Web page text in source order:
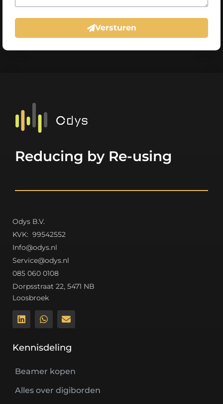
Versturen
Reducing by Re-using
Odys B.V.
KVK: 99542552
Info@odys.nl
Service@odys.nl
085 060 0108
Dorpsstraat 22, 5471 NB
Loosbroek
Kennisdeling
Beamer kopen
Alles over digiborden